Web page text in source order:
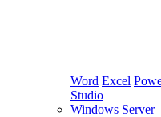
Word Excel
Studio
Windows Server